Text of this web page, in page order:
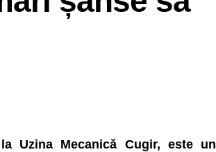
Uzina Mecanică Cugir, este un